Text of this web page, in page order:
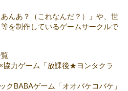
んあ？（これなんだ？）」や、世
を制作しているゲームサークルで
力ゲーム「放課後★ヨンタクラ
BABAゲーム「オオバケコバケ」